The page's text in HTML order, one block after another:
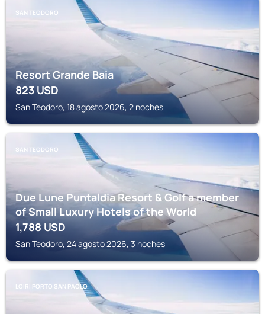
SAN TEODORO
Resort Grande Baia
823USD
San Teodoro, 18 agosto 2026, 2 noches
SAN TEODORO
Due Lune Puntaldia Resort & Golf a member
of Small Luxury Hotels of the World
1,788USD
San Teodoro, 24 agosto 2026, 3 noches
LOIRI PORTO SAN PAOLO